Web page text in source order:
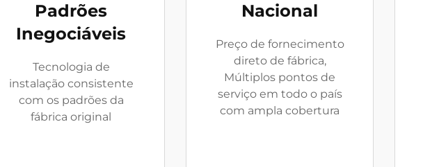
Padrões
Inegociáveis
Tecnologia de
instalação consistente
com os padrões da
fábrica original
Nacional
Preço de fornecimento
direto de fábrica,
Múltiplos pontos de
serviço em todo o país
com ampla cobertura